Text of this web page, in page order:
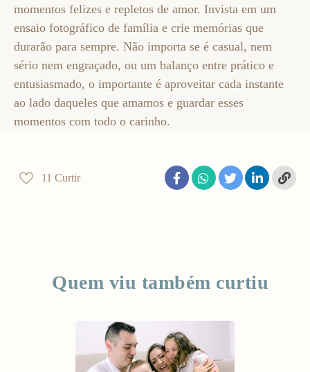
momentos felizes e repletos de amor. Invista em um
ensaio fotográfico de família e crie memórias que
durarão para sempre. Não importa se é casual, nem
sério nem engraçado, ou um balanço entre prático e
entusiasmado, o importante é aproveitar cada instante
ao lado daqueles que amamos e guardar esses
momentos com todo o carinho.
11 Curtir
Quem viu também curtiu